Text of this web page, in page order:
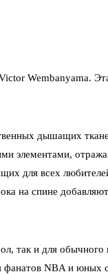
Wembanyama.
дышащих
элементами,
для всех
на спине
так и для
NBA и юных